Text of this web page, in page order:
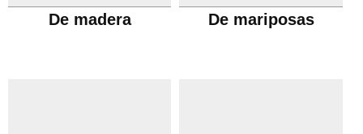
De madera De mariposas